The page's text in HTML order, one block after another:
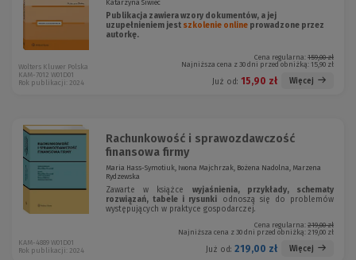
Katarzyna Siwiec
Publikacja zawiera wzory dokumentów, a jej
uzupełnieniem jest szkolenie online prowadzone przez
autorkę.
Cena regularna: 159,00 zł
Najniższa cena z 30 dni przed obniżką: 15,90 zł
Już od: 15,90 zł Więcej
Wolters Kluwer Polska
KAM-7012 W01D01
Rok publikacji: 2024
Rachunkowość i sprawozdawczość
finansowa firmy
Maria Hass-Symotiuk, Iwona Majchrzak, Bożena Nadolna, Marzena
Rydzewska
Zawarte w książce wyjaśnienia, przykłady, schematy
rozwiązań, tabele i rysunki odnoszą się do problemów
występujących w praktyce gospodarczej.
Cena regularna: 219,00 zł
Najniższa cena z 30 dni przed obniżką: 219,00 zł
Już od: 219,00 zł Więcej
KAM-4889 W01D01
Rok publikacji: 2024